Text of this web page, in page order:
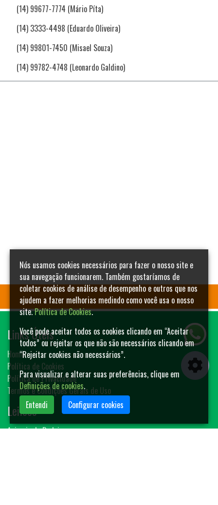
(14) 99677-7774 (Mário Píta)
(14) 3333-4498 (Eduardo Oliveira)
(14) 99801-7450 (Misael Souza)
(14) 99782-4748 (Leonardo Galdino)
Links Úteis
Home
Política de Cookies
Política de Privacidade
Termos e Condições Gerais de Uso
Leilões
Animais de Rodeio
Nós usamos cookies necessários para fazer o nosso site e
sua navegação funcionarem. Também gostaríamos de
coletar cookies de análise de desempenho e outros que nos
ajudem a fazer melhorias medindo como você usa o nosso
site.Política de Cookies.
Você pode aceitar todos os cookies clicando em “Aceitar
todos” ou rejeitar os que não são necessários clicando em
“Rejeitar cookies não necessários”.
Para visualizar e alterar suas preferências, clique em
Definições de cookies.
Entendi
Configurar cookies